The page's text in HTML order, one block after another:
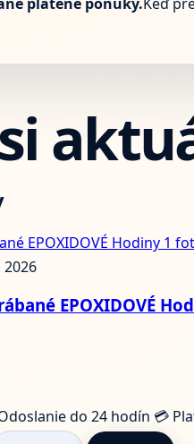
1
2026
EPOXIDOVÉ
do 24 hodín 💳